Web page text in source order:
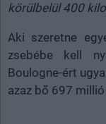
körülbelül 400
Aki szeretne
zsebébe kell
Boulogne-ért
azaz bő 697